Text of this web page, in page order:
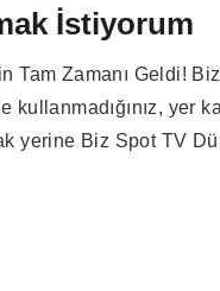
İstiyorum
Tam Zamanı Geldi!
kullanmadığınız, yer
yerine Biz Spot TV